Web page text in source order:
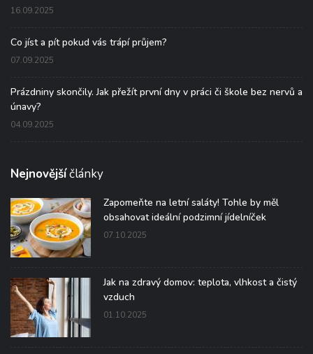
16.09.2025
Co jíst a pít pokud vás trápí průjem?
07.09.2025
Prázdniny skončily. Jak přežít první dny v práci či škole bez nervů a
únavy?
04.09.2025
Nejnovějšíčlánky
Zapomeňte na letní saláty! Tohle by měl
obsahovat ideální podzimní jídelníček
07.10.2025
Jak na zdravý domov: teplota, vlhkost a čistý
vzduch
01.10.2025